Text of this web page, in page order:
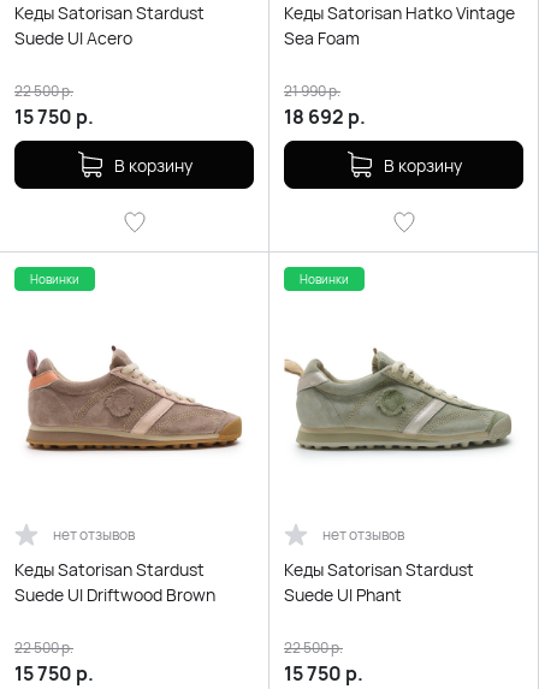
Кеды Satorisan Stardust
Suede Ul Acero
15 750 р.
22 500р.
В корзину
Кеды Satorisan Hatko Vintage
Sea Foam
18 692 р.
21 990р.
В корзину
Новинки
нет отзывов
Кеды Satorisan Stardust
Suede Ul Driftwood Brown
15 750 р.
22 500р.
Новинки
нет отзывов
Кеды Satorisan Stardust
Suede Ul Phant
15 750 р.
22 500р.